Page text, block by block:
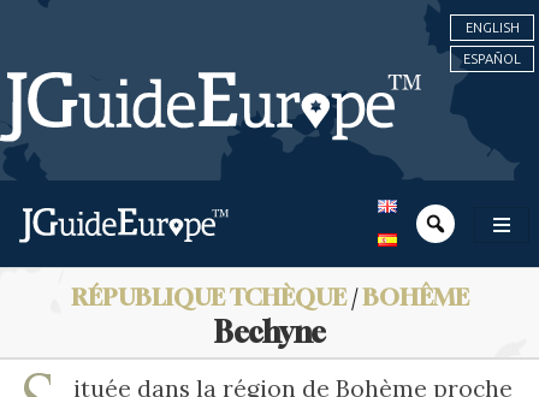
ENGLISH
ESPAÑOL
RÉPUBLIQUE TCHÈQUE/BOHÊME
Bechyne
ituée dans la région de Bohème proche